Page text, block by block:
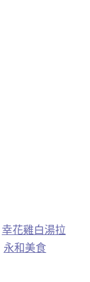
幸花雞白湯拉
永和美食